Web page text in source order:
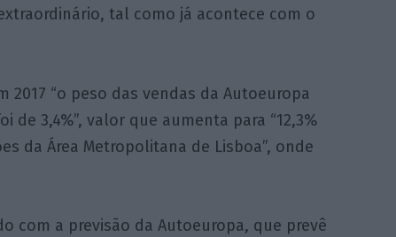
tal como já acontece com o
2017 “o peso das vendas da Autoeuropa
3,4%”, valor que aumenta para “12,3%
da Área Metropolitana de Lisboa”, onde
com a previsão da Autoeuropa, que prevê